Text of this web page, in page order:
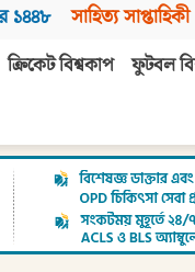
১৪৪৮ সাহিত্য সাপ্তাহিকী
ক্রিকেট বিশ্বকাপ ফুটবল